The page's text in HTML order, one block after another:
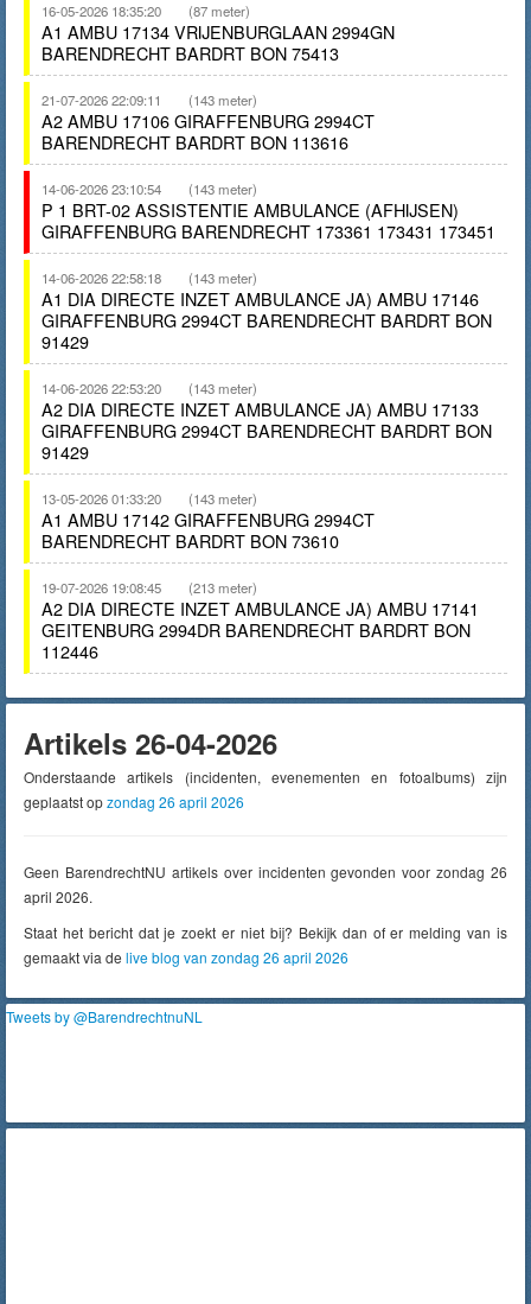
16-05-2026 18:35:20 (87 meter)
A1 AMBU 17134 VRIJENBURGLAAN 2994GN
BARENDRECHT BARDRT BON 75413
21-07-2026 22:09:11 (143 meter)
A2 AMBU 17106 GIRAFFENBURG 2994CT
BARENDRECHT BARDRT BON 113616
14-06-2026 23:10:54 (143 meter)
P 1 BRT-02 ASSISTENTIE AMBULANCE (AFHIJSEN)
GIRAFFENBURG BARENDRECHT 173361 173431 173451
14-06-2026 22:58:18 (143 meter)
A1 DIA DIRECTE INZET AMBULANCE JA) AMBU 17146
GIRAFFENBURG 2994CT BARENDRECHT BARDRT BON
91429
14-06-2026 22:53:20 (143 meter)
A2 DIA DIRECTE INZET AMBULANCE JA) AMBU 17133
GIRAFFENBURG 2994CT BARENDRECHT BARDRT BON
91429
13-05-2026 01:33:20 (143 meter)
A1 AMBU 17142 GIRAFFENBURG 2994CT
BARENDRECHT BARDRT BON 73610
19-07-2026 19:08:45 (213 meter)
A2 DIA DIRECTE INZET AMBULANCE JA) AMBU 17141
GEITENBURG 2994DR BARENDRECHT BARDRT BON
112446
Artikels 26-04-2026
Onderstaande artikels (incidenten, evenementen en fotoalbums) zijn
geplaatst opzondag 26 april 2026
Geen BarendrechtNU artikels over incidenten gevonden voor zondag 26
april 2026.
Staat het bericht dat je zoekt er niet bij? Bekijk dan of er melding van is
gemaakt via de live blog van zondag 26 april 2026
Tweets by @BarendrechtnuNL